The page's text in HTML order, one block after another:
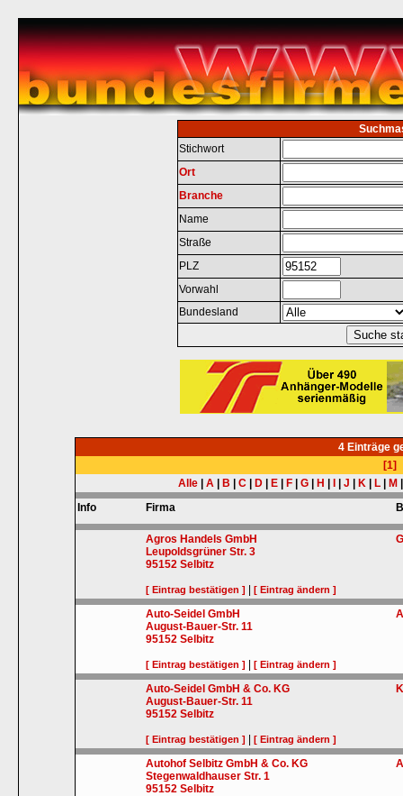
Stichwort
Ort
Branche
Name
Straße
PLZ
Vorwahl
Bundesland
4 Einträge
[1]
Alle
A B C D E F G H J K L M
Info
Firma
Agros Handels GmbH
Leupoldsgrüner Str. 3
95152 Selbitz
[ Eintrag bestätigen ] |[ Eintrag ändern ]
Auto-Seidel GmbH
August-Bauer-Str. 11
95152 Selbitz
[ Eintrag bestätigen ] |[ Eintrag ändern ]
Auto-Seidel GmbH & Co. KG
August-Bauer-Str. 11
95152 Selbitz
[ Eintrag bestätigen ] |[ Eintrag ändern ]
Autohof Selbitz GmbH & Co. KG
Stegenwaldhauser Str. 1
95152 Selbitz